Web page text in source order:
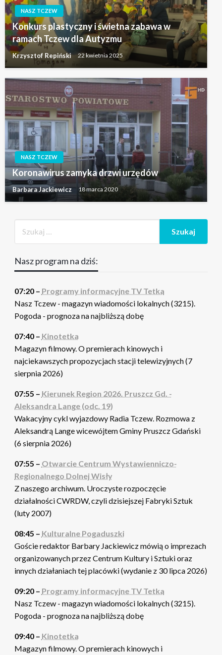
NASZ TCZEW
Konkurs plastyczny i świetna zabawa w
ramach Tczew dla Autyzmu
Krzysztof Repiński 22 kwietnia 2025
NASZ TCZEW
Koronawirus zamyka drzwi urzędów
Barbara Jackiewicz 18 marca 2020
Nasz program na dziś:
07:20 – Programy informacyjne TV Tetka
Nasz Tczew - magazyn wiadomości lokalnych (3215).
Pogoda - prognoza na najbliższą dobę
07:40 – Kinotetka
Magazyn filmowy. O premierach kinowych i
najciekawszych propozycjach stacji telewizyjnych (7
sierpnia 2026)
07:55 – Kierunek Region 2026. Pruszcz Gd. -
Aleksandra Lange (odc. 19)
Wakacyjny cykl wyjazdowy Radia Tczew. Rozmowa z
Aleksandrą Lange wicewójtem Gminy Pruszcz Gdański
(6 sierpnia 2026)
07:55 – Otwarcie Centrum Wystawienniczo-
Regionalnego Dolnej Wisły
Z naszego archiwum. Uroczyste rozpoczęcie
działalności CWRDW, czyli dzisiejszej Fabryki Sztuk
(luty 2007)
08:45 – Kulturalne Pogaduszki
Goście redaktor Barbary Jackiewicz mówią o imprezach
organizowanych przez Centrum Kultury i Sztuki oraz
innych działaniach tej placówki (wydanie z 30 lipca 2026)
09:20 – Programy informacyjne TV Tetka
Nasz Tczew - magazyn wiadomości lokalnych (3215).
Pogoda - prognoza na najbliższą dobę
09:40 – Kinotetka
Magazyn filmowy. O premierach kinowych i